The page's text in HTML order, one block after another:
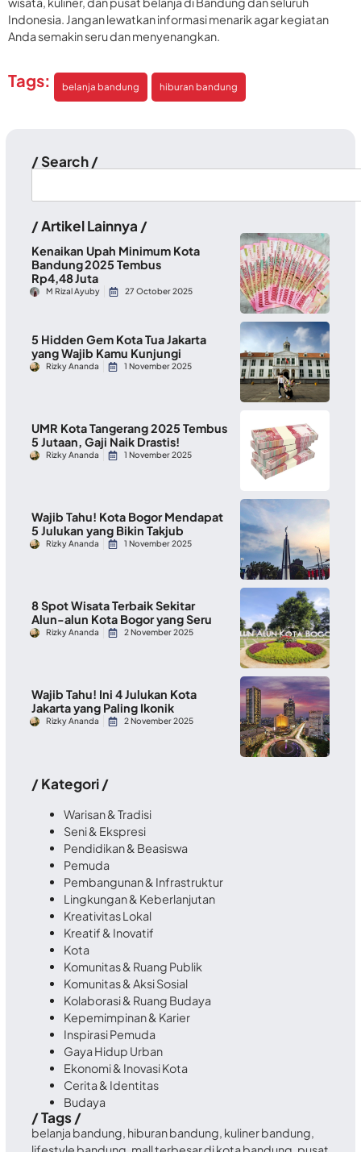
Indonesia. Jangan lewatkan informasi menarik agar kegiatan
Anda semakin seru dan menyenangkan.
Tags: belanja bandung hiburan bandung
/ Search /
/ Artikel Lainnya /
Kenaikan Upah Minimum Kota
Bandung 2025 Tembus
Rp4,48 Juta
M Rizal Ayuby 27 October 2025
5 Hidden Gem Kota Tua Jakarta
yang Wajib Kamu Kunjungi
Rizky Ananda 1 November 2025
UMR Kota Tangerang 2025 Tembus
5 Jutaan, Gaji Naik Drastis!
Rizky Ananda 1 November 2025
Wajib Tahu! Kota Bogor Mendapat
5 Julukan yang Bikin Takjub
Rizky Ananda 1 November 2025
8 Spot Wisata Terbaik Sekitar
Alun-alun Kota Bogor yang Seru
Rizky Ananda 2 November 2025
Wajib Tahu! Ini 4 Julukan Kota
Jakarta yang Paling Ikonik
Rizky Ananda 2 November 2025
/ Kategori /
Warisan & Tradisi
Seni & Ekspresi
Pendidikan & Beasiswa
Pemuda
Pembangunan & Infrastruktur
Lingkungan & Keberlanjutan
Kreativitas Lokal
Kreatif & Inovatif
Kota
Komunitas & Ruang Publik
Komunitas & Aksi Sosial
Kolaborasi & Ruang Budaya
Kepemimpinan & Karier
Inspirasi Pemuda
Gaya Hidup Urban
Ekonomi & Inovasi Kota
Cerita & Identitas
Budaya
/ Tags /
belanja bandung, hiburan bandung, kuliner bandung,